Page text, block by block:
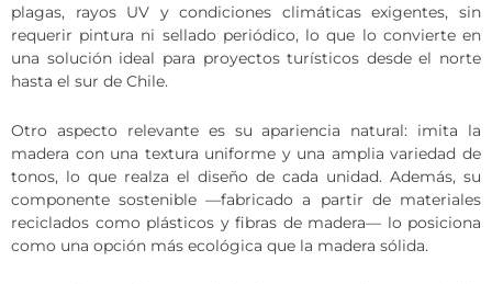
plagas, rayos UV y condiciones climáticas exigentes, sin
requerir pintura ni sellado periódico, lo que lo convierte en
una solución ideal para proyectos turísticos desde el norte
hasta el sur de Chile.
Otro aspecto relevante es su apariencia natural: imita la
madera con una textura uniforme y una amplia variedad de
tonos, lo que realza el diseño de cada unidad. Además, su
componente sostenible —fabricado a partir de materiales
reciclados como plásticos y fibras de madera— lo posiciona
como una opción más ecológica que la madera sólida.